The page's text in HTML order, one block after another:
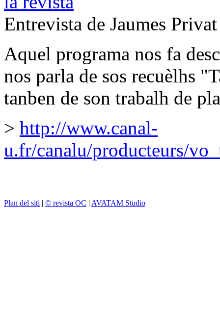
Entrevista de Jaumes
Aquel programa nos fa
nos parla de sos recuèlhs
tanben de son trabalh de
> http://www.canal-
u.fr/canalu/producteurs/
Plan del siti | © revista OC | AVATAM Studio